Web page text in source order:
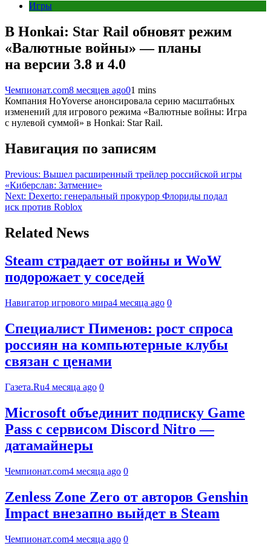
Игры
В Honkai: Star Rail обновят режим
«Валютные войны» — планы
на версии 3.8 и 4.0
Чемпионат.com8 месяцев ago01 mins
Компания HoYoverse анонсировала серию масштабных
изменений для игрового режима «Валютные войны: Игра
с нулевой суммой» в Honkai: Star Rail.
Навигация по записям
Previous: Вышел расширенный трейлер российской игры
«Киберслав: Затмение»
Next: Dexerto: генеральный прокурор Флориды подал
иск против Roblox
Related News
Steam страдает от войны и WoW
подорожает у соседей
Навигатор игрового мира4 месяца ago 0
Специалист Пименов: рост спроса
россиян на компьютерные клубы
связан с ценами
Газета.Ru4 месяца ago 0
Microsoft объединит подписку Game
Pass с сервисом Discord Nitro —
датамайнеры
Чемпионат.com4 месяца ago 0
Zenless Zone Zero от авторов Genshin
Impact внезапно выйдет в Steam
Чемпионат.com4 месяца ago 0